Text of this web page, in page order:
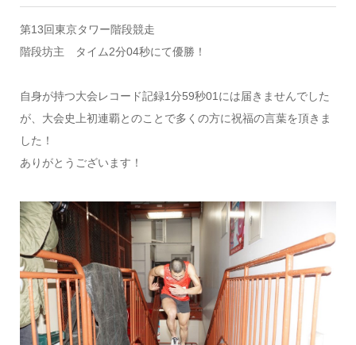
第13回東京タワー階段競走
階段坊主 タイム2分04秒にて優勝！
自身が持つ大会レコード記録1分59秒01には届きませんでした
が、大会史上初連覇とのことで多くの方に祝福の言葉を頂きま
した！
ありがとうございます！